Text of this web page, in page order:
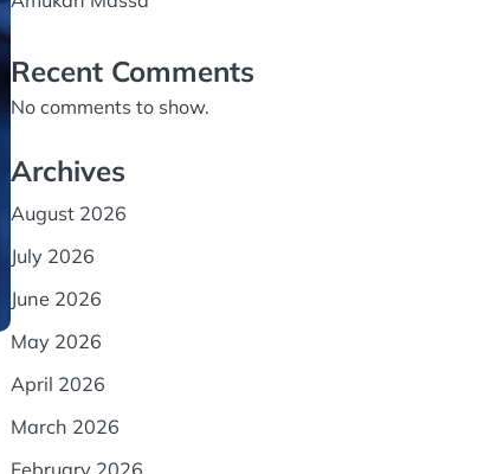
Recent Comments
No comments to show.
Archives
August 2026
July 2026
June 2026
May 2026
April 2026
March 2026
February 2026